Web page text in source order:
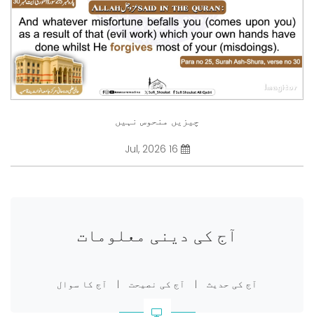
چیزیں منحوس نہیں
آج کی دینی معلومات
آج کی حدیث | آج کی نصیحت | آج کا سوال